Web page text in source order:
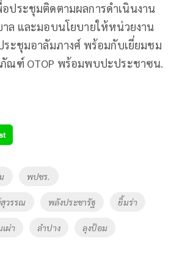
อประชุมติดตามผลการดำเนินงาน
ล และมอบนโยบายให้หน่วยงาน
ระชุมอาลัมภางศ์ พร้อมกับเยี่ยมชม
ณฑ์ OTOP พร้อมพบปะประชาซน.
พปชร.
วรรณ พลังประชารัฐ ยิ้มร่า
ผ่า ลำปาง ลุงป้อม